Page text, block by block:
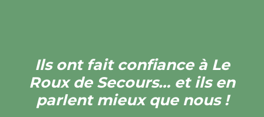
Ils ont fait confiance à Le
Roux de Secours… et ils en
parlent mieux que nous !